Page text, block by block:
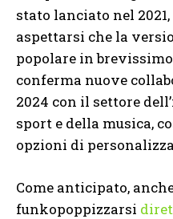
stato lanciato nel
aspettarsi che la
popolare in
conferma nuove
2024 con il settore
sport e della musica,
opzioni di
Come anticipato,
funkopoppizzarsi